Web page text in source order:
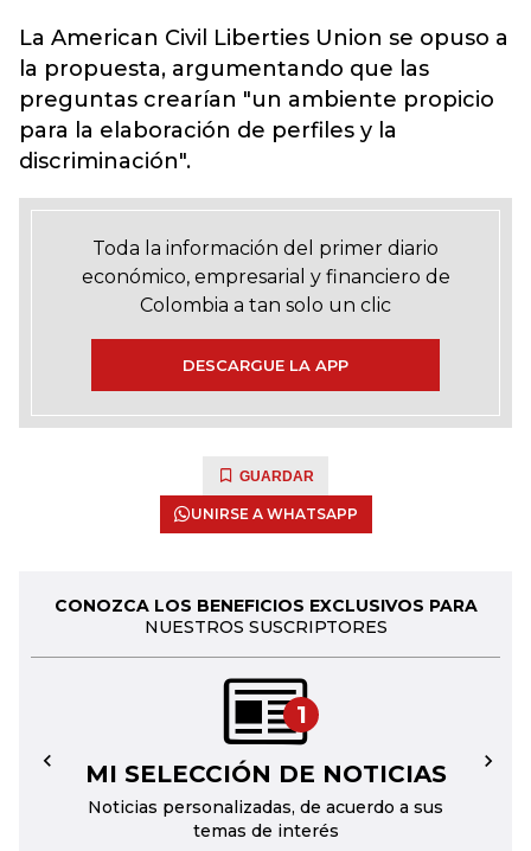
La American Civil Liberties Union se opuso a
la propuesta, argumentando que las
preguntas crearían "un ambiente propicio
para la elaboración de perfiles y la
discriminación".
Toda la información del primer diario
económico, empresarial y financiero de
Colombia a tan solo un clic
DESCARGUE LA APP
GUARDAR
UNIRSE A WHATSAPP
CONOZCA LOS BENEFICIOS EXCLUSIVOS PARA
NUESTROS SUSCRIPTORES
1
MI SELECCIÓN DE NOTICIAS
Noticias personalizadas, de acuerdo a sus
temas de interés
← →